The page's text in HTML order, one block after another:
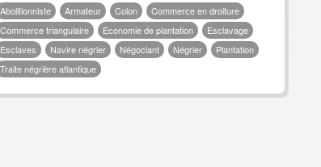
Abolitionniste Armateur Colon
Commerce en droiture
Commerce triangulaire
Economie de plantation
Esclavage
Esclaves
Navire négrier Négociant Négrier
Plantation
Traite négrière atlantique